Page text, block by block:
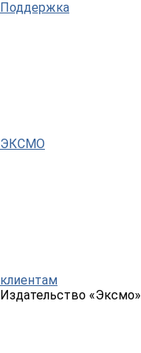
Поддержка
ЭКСМО
клиентам
Издательство «Эксмо»